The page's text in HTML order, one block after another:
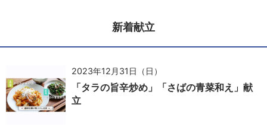
新着献立
2023年12月31日（日）
「タラの旨辛炒め」「さばの青菜和え」献
立